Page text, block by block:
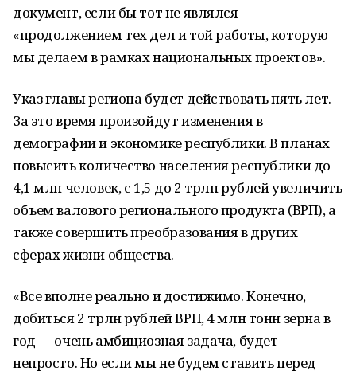
документ, если бы тот не являлся
«продолжением тех дел и той работы, которую
мы делаем в рамках национальных проектов».
Указ главы региона будет действовать пять лет.
За это время произойдут изменения в
демографии и экономике республики. В планах
повысить количество населения республики до
4,1 млн человек, с 1,5 до 2 трлн рублей увеличить
объем валового регионального продукта (ВРП), а
также совершить преобразования в других
сферах жизни общества.
«Все вполне реально и достижимо. Конечно,
добиться 2 трлн рублей ВРП, 4 млн тонн зерна в
год — очень амбициозная задача, будет
непросто. Но если мы не будем ставить перед